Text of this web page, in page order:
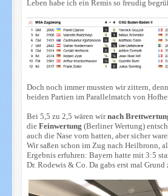
Leben habe ich ein Remis so freudig
Doch noch immer mussten wir zittern,
beiden Partien im Parallelmatch von
Bei 5,5 zu 2,5 wären wirnach
die Feinwertung (Berliner Wertung)
auch die Nase vorn hatten, aber sicher
Wir saßen schon im Zug nach Heilbronn,
Ergebnis erfuhren: Bayern hatte mit 3:5
Dr. Rodewis & Co. Da gabs erst mal Grund